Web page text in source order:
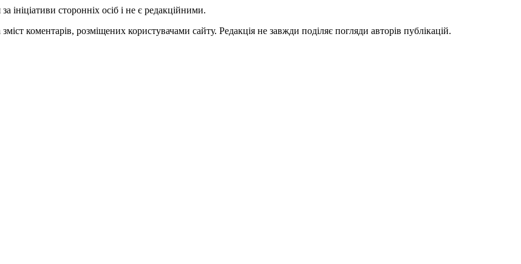
ініціативи сторонніх осіб і не є редакційними.
коментарів, розміщених користувачами сайту. Редакція не завжди поділяє погляди авторів публікацій.